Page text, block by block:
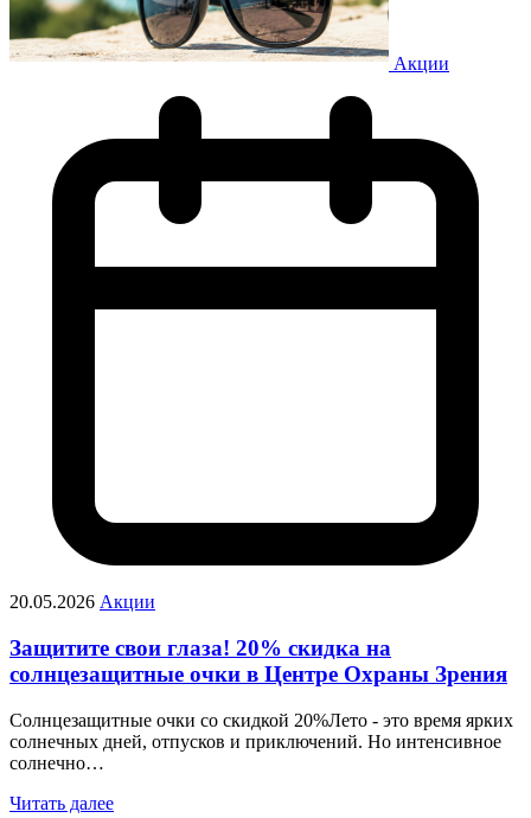
Акции
20.05.2026 Акции
Защитите свои глаза! 20% скидка на
солнцезащитные очки в Центре Охраны Зрения
Солнцезащитные очки со скидкой 20%Лето - это время ярких
солнечных дней, отпусков и приключений. Но интенсивное
солнечно…
Читать далее